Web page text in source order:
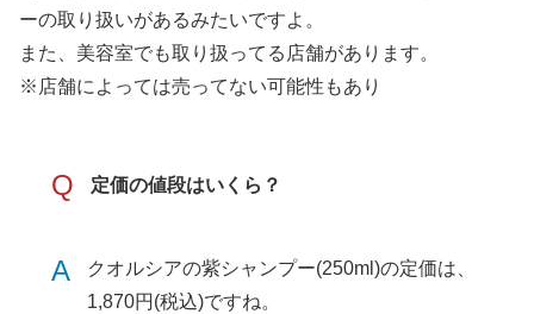
ーの取り扱いがあるみたいですよ。
また、美容室でも取り扱ってる店舗があります。
※店舗によっては売ってない可能性もあり
Q 定価の値段はいくら？
A
クオルシアの紫シャンプー(250ml)の定価は、
1,870円(税込)ですね。